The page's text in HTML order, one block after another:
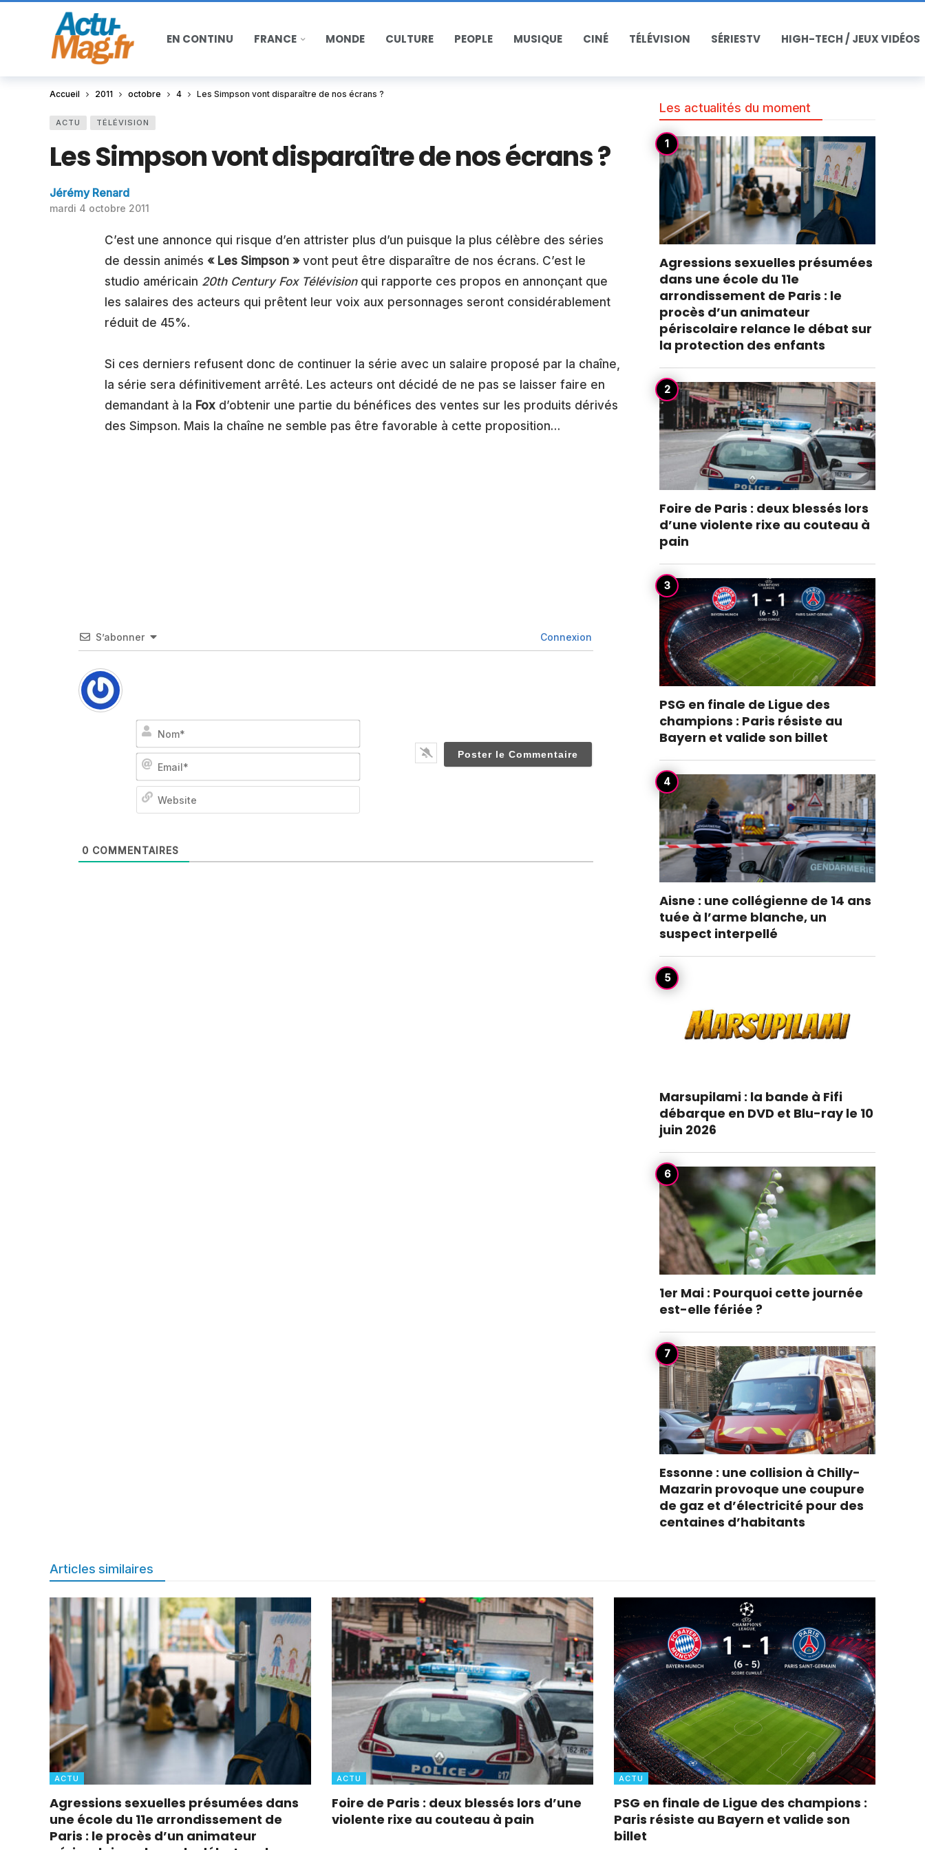
EN CONTINU FRANCE MONDE CULTURE PEOPLE MUSIQUE CINÉ TÉLÉVISION SÉRIESTV HIGH-TECH / JEUX VIDÉOS
Accueil 2011 octobre 4 Les Simpson vont disparaître de nos écrans ?
ACTU TÉLÉVISION
Les Simpson vont disparaître de nos écrans ?
Jérémy Renard
mardi 4 octobre 2011
C’est une annonce qui risque d’en attrister plus d’un puisque la plus célèbre des séries
de dessin animés « Les Simpson »vont peut être disparaître de nos écrans. C’est le
studio américain 20th Century Fox Télévisionqui rapporte ces propos en annonçant que
les salaires des acteurs qui prêtent leur voix aux personnages seront considérablement
réduit de 45%.
Si ces derniers refusent donc de continuer la série avec un salaire proposé par la chaîne,
la série sera définitivement arrêté. Les acteurs ont décidé de ne pas se laisser faire en
demandant à la Fox d’obtenir une partie du bénéfices des ventes sur les produits dérivés
des Simpson. Mais la chaîne ne semble pas être favorable à cette proposition…
S’abonner Connexion
Nom*
Email*
Website
0 COMMENTAIRES
Les actualités du moment
Agressions sexuelles présumées
dans une école du 11e
arrondissement de Paris : le
procès d’un animateur
périscolaire relance le débat sur
la protection des enfants
Foire de Paris : deux blessés lors
d’une violente rixe au couteau à
pain
PSG en finale de Ligue des
champions : Paris résiste au
Bayern et valide son billet
Aisne : une collégienne de 14 ans
tuée à l’arme blanche, un
suspect interpellé
Marsupilami : la bande à Fifi
débarque en DVD et Blu-ray le 10
juin 2026
1er Mai : Pourquoi cette journée
est-elle fériée ?
Essonne : une collision à Chilly-
Mazarin provoque une coupure
de gaz et d’électricité pour des
centaines d’habitants
Articles similaires
ACTU
Agressions sexuelles présumées dans
une école du 11e arrondissement de
Paris : le procès d’un animateur
ACTU
Foire de Paris : deux blessés lors d’une
violente rixe au couteau à pain
ACTU
PSG en finale de Ligue des champions :
Paris résiste au Bayern et valide son
billet